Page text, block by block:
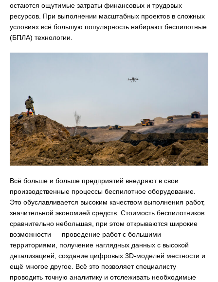
остаются ощутимые затраты финансовых и трудовых
ресурсов. При выполнении масштабных проектов в сложных
условиях всё большую популярность набирают беспилотные
(БПЛА) технологии.
Всё больше и больше предприятий внедряют в свои
производственные процессы беспилотное оборудование.
Это обуславливается высоким качеством выполнения работ,
значительной экономией средств. Стоимость беспилотников
сравнительно небольшая, при этом открываются широкие
возможности — проведение работ с большими
территориями, получение наглядных данных с высокой
детализацией, создание цифровых 3D-моделей местности и
ещё многое другое. Всё это позволяет специалисту
проводить точную аналитику и отслеживать необходимые